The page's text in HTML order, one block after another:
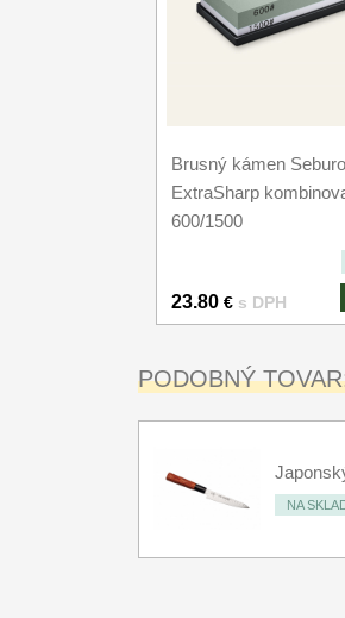
Brusný kámen Seburo
ExtraSharp
600/1500
23.80 € s DPH
PODOBNÝ
NA